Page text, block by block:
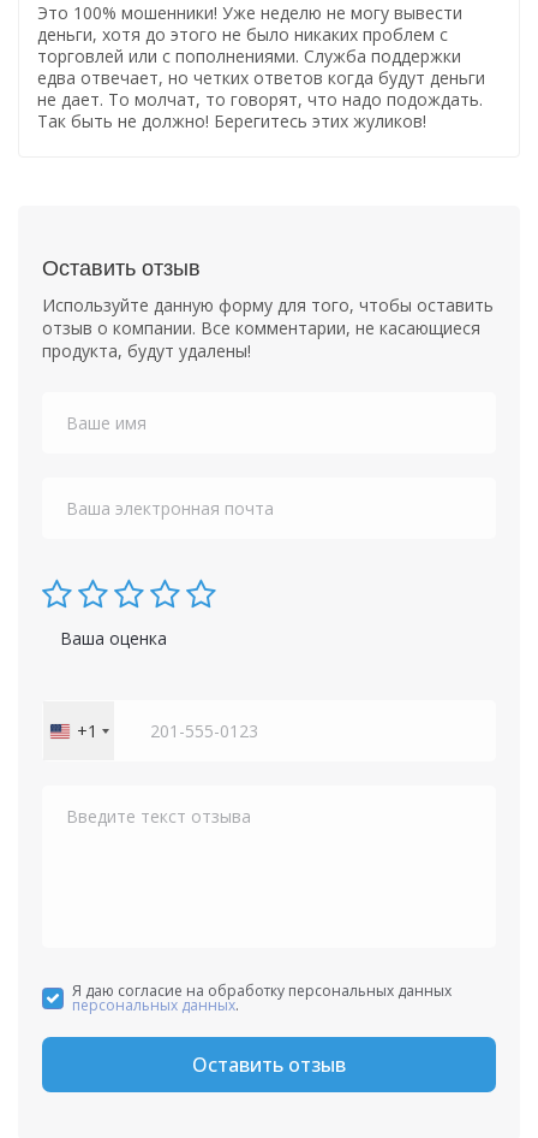
Это 100% мошенники! Уже неделю не могу вывести
деньги, хотя до этого не было никаких проблем с
торговлей или с пополнениями. Служба поддержки
едва отвечает, но четких ответов когда будут деньги
не дает. То молчат, то говорят, что надо подождать.
Так быть не должно! Берегитесь этих жуликов!
Оставить отзыв
Используйте данную форму для того, чтобы оставить
отзыв о компании. Все комментарии, не касающиеся
продукта, будут удалены!
Ваша оценка
United
+1
Я даю согласие на обработку персональных данных
персональных данных.
Оставить отзыв